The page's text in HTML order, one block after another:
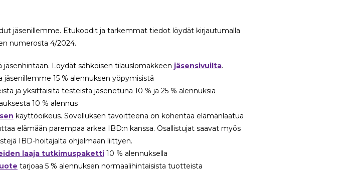
jäsenillemme. Etukoodit ja tarkemmat tiedot löydät kirjautumalla
numerosta 4/2024.
jäsenhintaan. Löydät sähköisen tilauslomakkeen jäsensivuilta.
jäsenillemme 15 % alennuksen yöpymisistä
ja yksittäisitä testeistä jäsenetuna 10 % ja 25 % alennuksia
10 % alennus
käyttöoikeus. Sovelluksen tavoitteena on kohentaa elämänlaatua
elämään parempaa arkea IBD:n kanssa. Osallistujat saavat myös
IBD-hoitajalta ohjelmaan liittyen.
laaja tutkimuspaketti 10 % alennuksella
tarjoaa 5 % alennuksen normaalihintaisista tuotteista